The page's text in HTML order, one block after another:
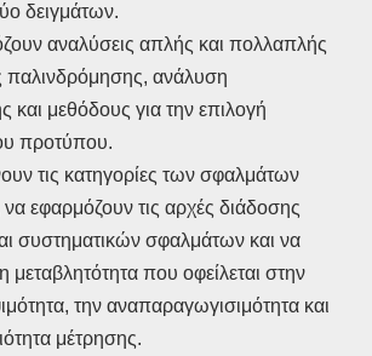
δειγμάτων.
αναλύσεις απλής και πολλαπλής
παλινδρόμησης, ανάλυση
και μεθόδους για την επιλογή
προτύπου.
τις κατηγορίες των σφαλμάτων
εφαρμόζουν τις αρχές διάδοσης
συστηματικών σφαλμάτων και να
μεταβλητότητα που οφείλεται στην
την αναπαραγωγισιμότητα και
μέτρησης.